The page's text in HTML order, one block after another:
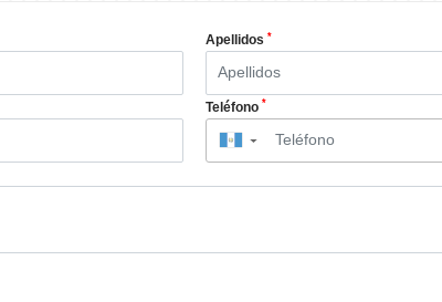
Apellidos *
Teléfono *
▼